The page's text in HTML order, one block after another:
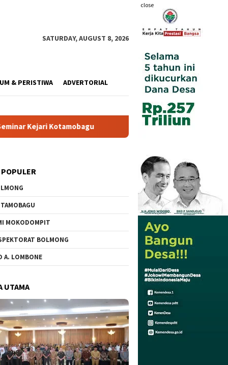
close
SATURDAY, AUGUST 8, 2026
& PERISTIWA ADVERTORIAL
Wali Kota Resmi Buka Pemusatan Diklat
MOKODOMPIT
BOLMONG
A. LOMBONE
UTAMA